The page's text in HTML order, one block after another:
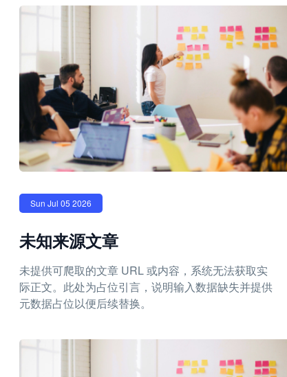
Sun Jul 05 2026
未知来源文章
未提供可爬取的文章 URL 或内容，系统无法获取实
际正文。此处为占位引言，说明输入数据缺失并提供
元数据占位以便后续替换。